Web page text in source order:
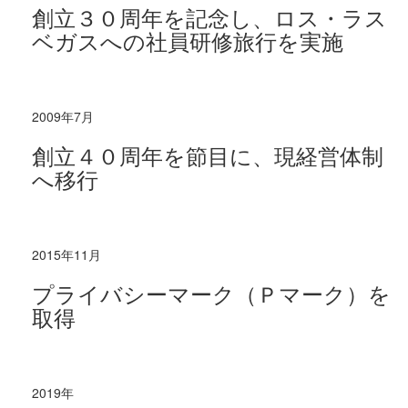
創立３０周年を記念し、ロス・ラス
ベガスへの社員研修旅行を実施
2009年7月
創立４０周年を節目に、現経営体制
へ移行
2015年11月
プライバシーマーク（Ｐマーク）を
取得
2019年